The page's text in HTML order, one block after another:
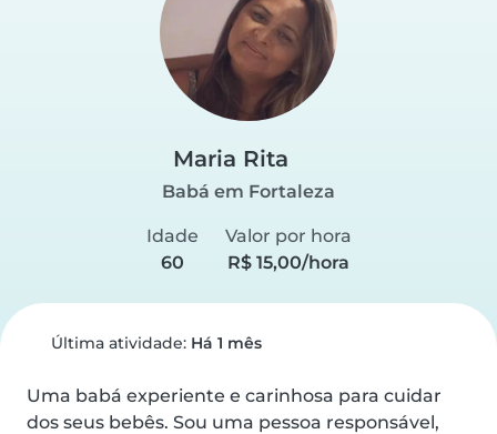
Maria Rita
Babá em Fortaleza
Idade
60
Valor por hora
R$ 15,00/hora
Última atividade: Há 1 mês
Uma babá experiente e carinhosa para cuidar
dos seus bebês. Sou uma pessoa responsável,